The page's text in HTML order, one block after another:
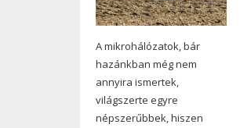
A mikrohálózatok, bár
hazánkban még nem
annyira ismertek,
világszerte egyre
népszerűbbek, hiszen